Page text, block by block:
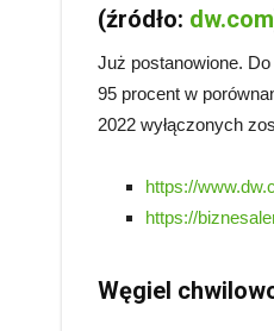
(źródło: dw.com
Już postanowione.
95 procent w
2022 wyłączonych
https://
https://
Węgiel